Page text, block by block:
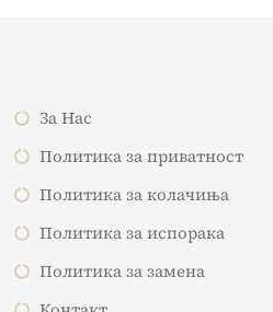
За Нас
Политика за приватност
Политика за колачиња
Политика за испорака
Политика за замена